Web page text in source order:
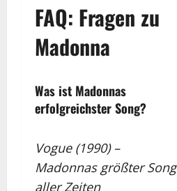
FAQ: Fragen zu
Madonna
Was ist Madonnas
erfolgreichster Song?
Vogue (1990) –
Madonnas größter Song
aller Zeiten